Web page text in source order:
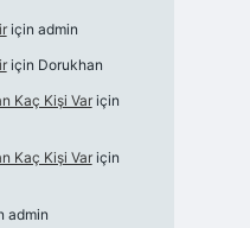
için admin
için Dorukhan
Kaç Kişi Variçin
Kaç Kişi Variçin
admin